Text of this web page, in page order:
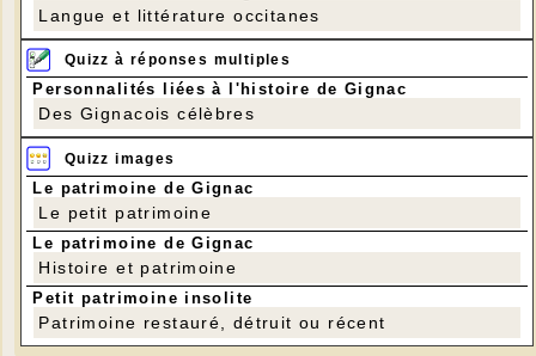
Langue et littérature occitanes
Quizz à réponses multiples
Personnalités liées à l'histoire de Gignac
Des Gignacois célèbres
Quizz images
Le patrimoine de Gignac
Le petit patrimoine
Le patrimoine de Gignac
Histoire et patrimoine
Petit patrimoine insolite
Patrimoine restauré, détruit ou récent